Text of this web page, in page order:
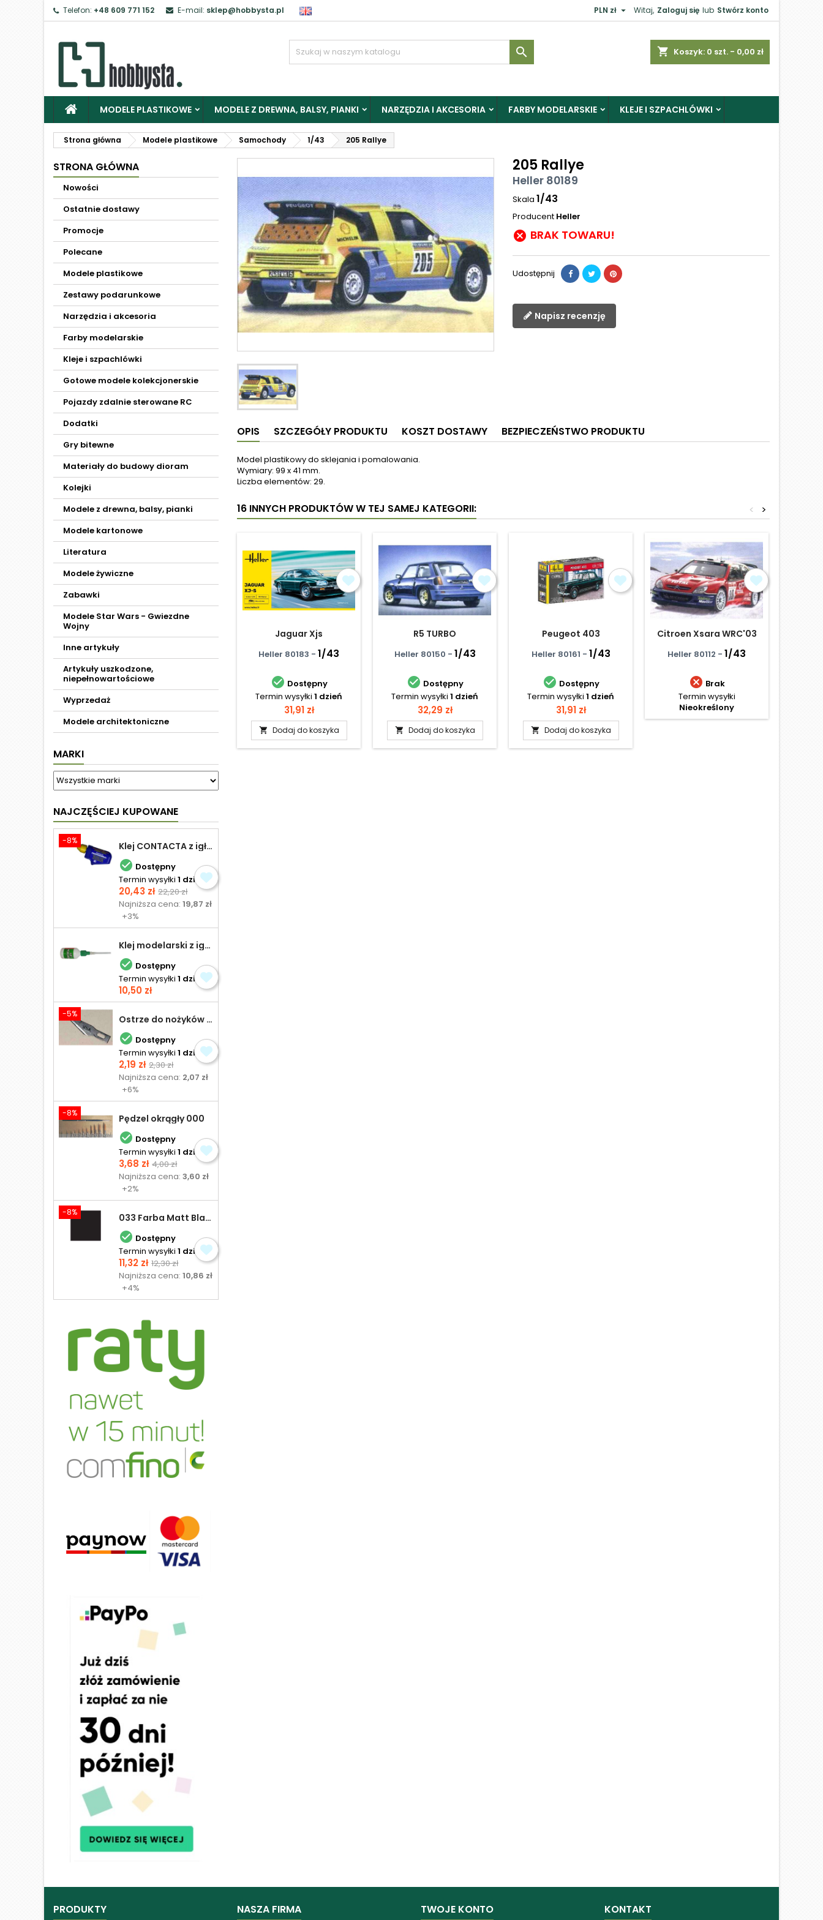
Telefon: +48 609 771 152 E-mail: sklep@hobbysta.pl Witaj, Zaloguj się lub Stwórz konto
PLN zł 
shopping_cart Koszyk: 0 szt. - 0,00 zł

MODELE PLASTIKOWE MODELE Z DREWNA, BALSY, PIANKI NARZĘDZIA I AKCESORIA FARBY MODELARSKIE KLEJE I SZPACHLÓWKI
Strona główna Modele plastikowe Samochody 1/43 205 Rallye
STRONA GŁÓWNA
Nowości
Ostatnie dostawy
Promocje
Polecane
Modele plastikowe
Zestawy podarunkowe
Narzędzia i akcesoria
Farby modelarskie
Kleje i szpachlówki
Gotowe modele kolekcjonerskie
Pojazdy zdalnie sterowane RC
Dodatki
Gry bitewne
Materiały do budowy dioram
Kolejki
Modele z drewna, balsy, pianki
Modele kartonowe
Literatura
Modele żywiczne
Zabawki
Modele Star Wars - Gwiezdne
Wojny
Inne artykuły
Artykuły uszkodzone,
niepełnowartościowe
Wyprzedaż
Modele architektoniczne
MARKI
NAJCZĘŚCIEJ KUPOWANE
-8% Klej CONTACTA z igłą do plastiku 25,0 g
 Dostępny
Termin wysyłki 1 dzień
Cena
20,43 zł Cena
podstawowa
22,20 zł
Najniższa cena:19,87 zł
+3%
Klej modelarski z igłą 30 ml
 Dostępny
Termin wysyłki 1 dzień
Cena
10,50 zł
-5% Ostrze do nożyków Excel
 Dostępny
Termin wysyłki 1 dzień
Cena
2,19 zł Cena
podstawowa
2,30 zł
Najniższa cena: 2,07 zł
+6%
-8% Pędzel okrągły 000
 Dostępny
Termin wysyłki 1 dzień
Cena
3,68 zł Cena
podstawowa
4,00 zł
Najniższa cena:3,60 zł
+2%
-8% 033 Farba Matt Black - olejna
 Dostępny
Termin wysyłki 1 dzień
Cena
11,32 zł Cena
podstawowa
12,30 zł
Najniższa cena:10,86 zł
+4%
205 Rallye
Heller 80189
Skala 1/43
Producent Heller
 BRAK TOWARU!
Udostępnij
Napisz recenzję
OPIS SZCZEGÓŁY PRODUKTU KOSZT DOSTAWY BEZPIECZEŃSTWO PRODUKTU
Model plastikowy do sklejania i pomalowania.
Wymiary: 99 x 41 mm.
Liczba elementów: 29.
16 INNYCH PRODUKTÓW W TEJ SAMEJ KATEGORII: >
<
Jaguar Xjs
Heller 80183 - 1/43
 Dostępny
Termin wysyłki 1 dzień
Cena
31,91 zł
 Dodaj do koszyka
R5 TURBO
Heller 80150 - 1/43
 Dostępny
Termin wysyłki 1 dzień
Cena
32,29 zł
 Dodaj do koszyka
Peugeot 403
Heller 80161 - 1/43
 Dostępny
Termin wysyłki 1 dzień
Cena
31,91 zł
 Dodaj do koszyka
Citroen Xsara WRC'03
Heller 80112 - 1/43
 Brak
Termin wysyłki
Nieokreślony
PRODUKTY NASZA FIRMA TWOJE KONTO KONTAKT